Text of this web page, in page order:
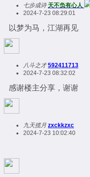
七步成诗 天不负有心人
2024-7-23 08:29:01
以梦为马，江湖再见
八斗之才 592411713
2024-7-23 08:32:02
感谢楼主分享，谢谢
九天揽月 zxckkzxc
2024-7-23 10:02:40